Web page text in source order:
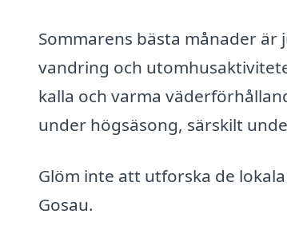
Sommarens bästa månader
vandring och
kalla och varma
under högsäsong, särskilt
Glöm inte att utforska de
Gosau.